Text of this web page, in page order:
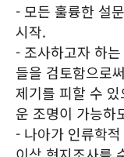
- 모든 훌륭한 설
시작.
- 조사하고자 하
들을 검토함으로
제기를 피할 수
운 조명이 가능하
- 나아가 인류학